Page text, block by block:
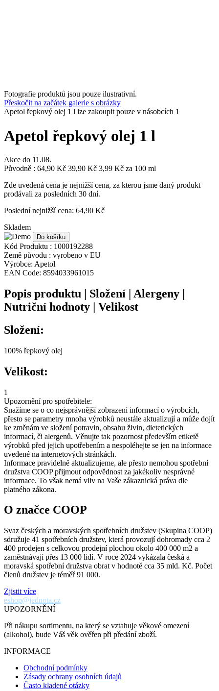
Fotografie produktů jsou pouze ilustrativní.
Přeskočit na začátek galerie s obrázky
Apetol řepkový olej 1 l lze zakoupit pouze v násobcích 1
Apetol řepkový olej 1 l
Akce do 11.08.
Původně : 64,90 Kč 39,90 Kč 3,99 Kč za 100 ml
Zde uvedená cena je nejnižší cena, za kterou jsme daný produkt
prodávali za posledních 30 dní.
Poslední nejnižší cena: 64,90 Kč
Skladem
Do košíku
Kód Produktu : 1000192288
Země původu : vyrobeno v EU
Výrobce: Apetol
EAN Code: 8594033961015
Popis produktu | Složení | Alergeny |
Nutriční hodnoty | Velikost
Složení:
100% řepkový olej
Velikost:
1
Upozornění pro spotřebitele:
Snažíme se o co nejsprávnější zobrazení informací o výrobcích,
přesto se parametry mnoha výrobků neustále aktualizují a může dojít
ke změnám ve složení potravin, obsahu živin, dietetických
informací, či alergenů. Věnujte tak pozornost především etiketě
výrobků před jejich upotřebením a nespoléhejte se jen na informace
uvedené na internetových stránkách.
Informace pravidelně aktualizujeme, ale přesto nemohou spotřební
družstva COOP přijmout odpovědnost za jakékoliv nesprávné
informace. To však nemá vliv na Vaše zákaznická práva dle
platného zákona.
O značce COOP
Svaz českých a moravských spotřebních družstev (Skupina COOP)
sdružuje 41 spotřebních družstev, která provozují dohromady cca 2
400 prodejen s celkovou prodejní plochou okolo 400 000 m2 a
zaměstnávají přes 13 000 lidí. V roce 2024 vykázala česká a
moravská spotřební družstva obrat v hodnotě cca 35 mld. Kč. Počet
členů družstev je téměř 91 000.
Zjistit více
eshop@jednota.cz
UPOZORNĚNÍ
Při nákupu sortimentu, na který se vztahuje věkové omezení
(alkohol), bude Váš věk ověřen při předání zboží.
INFORMACE
Obchodní podmínky
Zásady ochrany osobních údajů
Často kladené otázky